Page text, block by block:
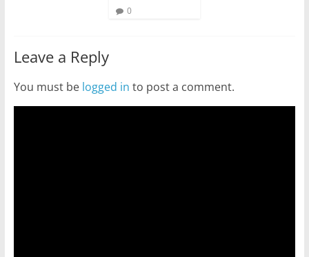
0
Leave a Reply
You must be logged in to post a comment.